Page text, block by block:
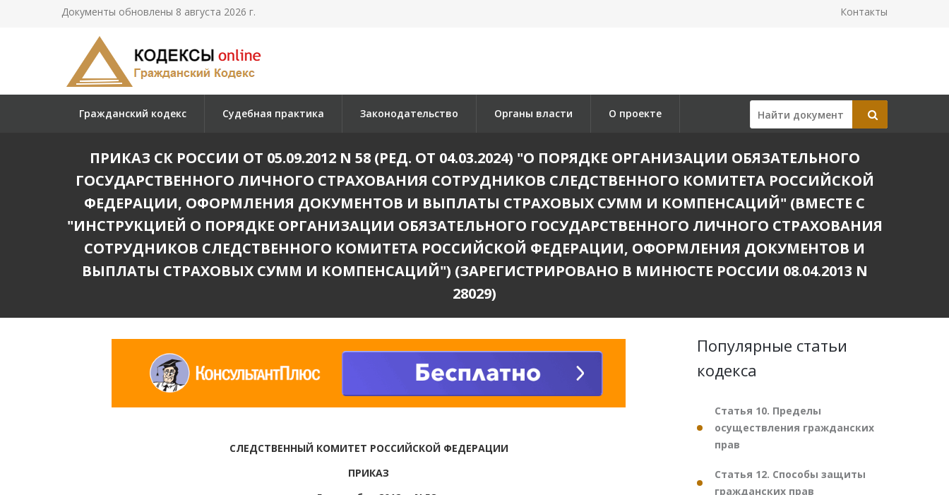
Документы обновлены 8 августа 2026 г. Контакты
Гражданский кодекс Судебная практика Законодательство Органы власти О проекте
ПРИКАЗ СК РОССИИ ОТ 05.09.2012 N 58 (РЕД. ОТ 04.03.2024) "О ПОРЯДКЕ ОРГАНИЗАЦИИ ОБЯЗАТЕЛЬНОГО
ГОСУДАРСТВЕННОГО ЛИЧНОГО СТРАХОВАНИЯ СОТРУДНИКОВ СЛЕДСТВЕННОГО КОМИТЕТА РОССИЙСКОЙ
ФЕДЕРАЦИИ, ОФОРМЛЕНИЯ ДОКУМЕНТОВ И ВЫПЛАТЫ СТРАХОВЫХ СУММ И КОМПЕНСАЦИЙ" (ВМЕСТЕ С
"ИНСТРУКЦИЕЙ О ПОРЯДКЕ ОРГАНИЗАЦИИ ОБЯЗАТЕЛЬНОГО ГОСУДАРСТВЕННОГО ЛИЧНОГО СТРАХОВАНИЯ
СОТРУДНИКОВ СЛЕДСТВЕННОГО КОМИТЕТА РОССИЙСКОЙ ФЕДЕРАЦИИ, ОФОРМЛЕНИЯ ДОКУМЕНТОВ И
ВЫПЛАТЫ СТРАХОВЫХ СУММ И КОМПЕНСАЦИЙ") (ЗАРЕГИСТРИРОВАНО В МИНЮСТЕ РОССИИ 08.04.2013 N
28029)
СЛЕДСТВЕННЫЙ КОМИТЕТ РОССИЙСКОЙ ФЕДЕРАЦИИ
ПРИКАЗ
Популярные статьи
кодекса
Статья 10. Пределы
осуществления гражданских
прав
Статья 12. Способы защиты
гражданских прав